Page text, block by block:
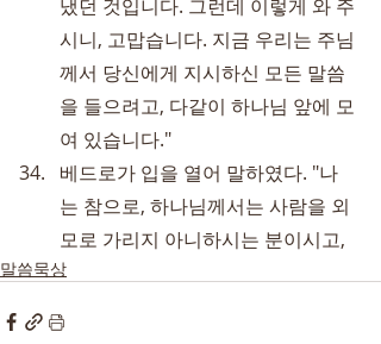
냈던 것입니다. 그런데 이렇게 와 주
시니, 고맙습니다. 지금 우리는 주님
께서 당신에게 지시하신 모든 말씀
을 들으려고, 다같이 하나님 앞에 모
여 있습니다."
베드로가 입을 열어 말하였다. "나
는 참으로, 하나님께서는 사람을 외
모로 가리지 아니하시는 분이시고,
말씀묵상